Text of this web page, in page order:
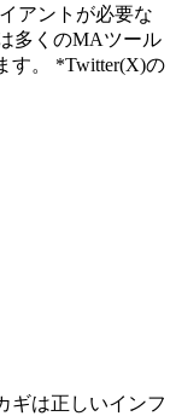
アントが必要な
多くのMAツール
す。 *Twitter(X)の
ギは正しいインフ